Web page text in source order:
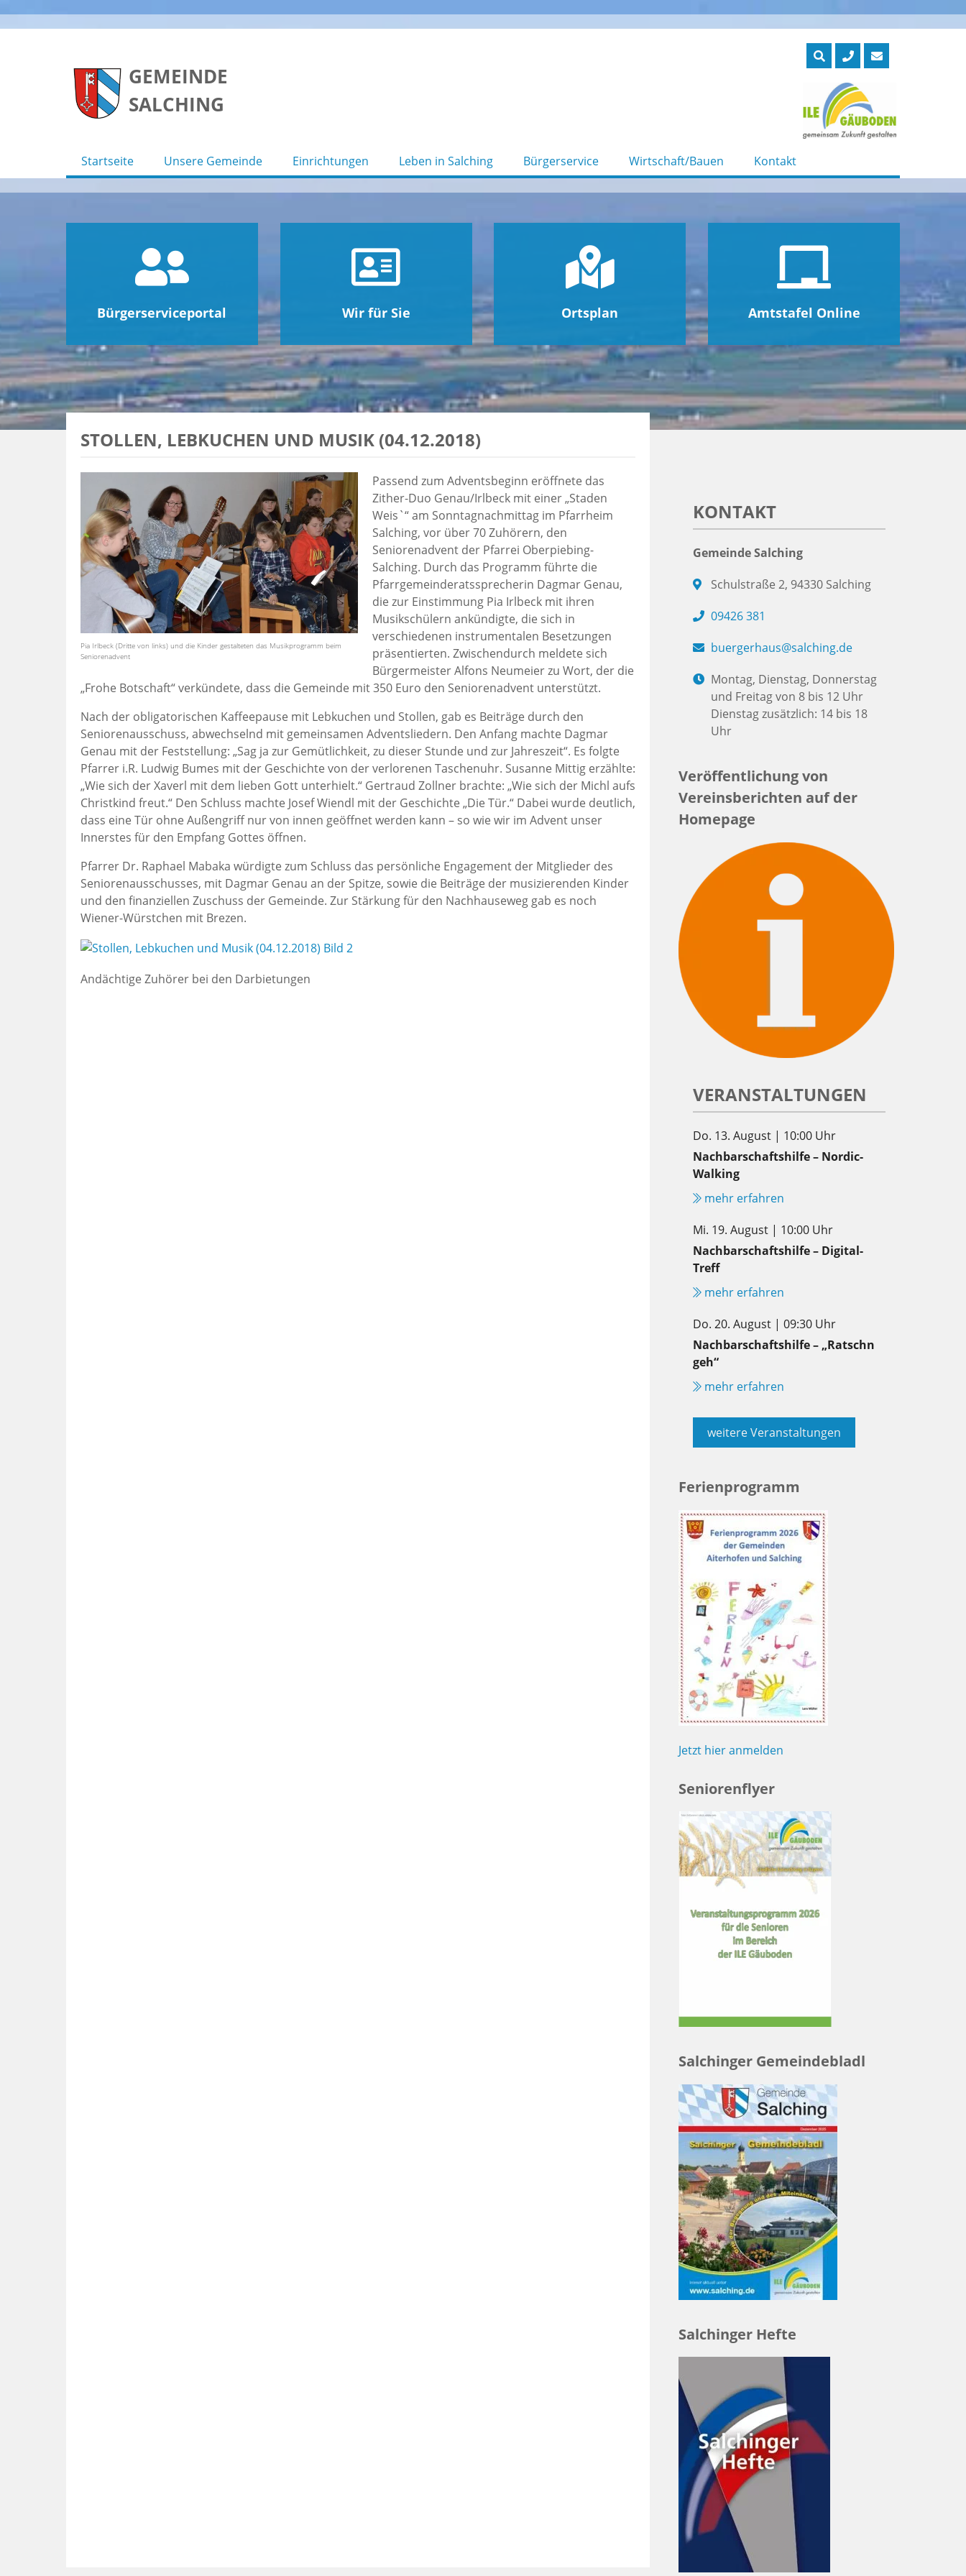
GEMEINDE
SALCHING
Startseite Unsere Gemeinde Einrichtungen Leben in Salching Bürgerservice Wirtschaft/Bauen Kontakt
Bürgerserviceportal Wir für Sie Ortsplan Amtstafel Online
STOLLEN, LEBKUCHEN UND MUSIK (04.12.2018)
Pia Irlbeck (Dritte von links) und die Kinder gestalteten das Musikprogramm beim
Seniorenadvent
Passend zum Adventsbeginn eröffnete das
Zither-Duo Genau/Irlbeck mit einer „Staden
Weis`“ am Sonntagnachmittag im Pfarrheim
Salching, vor über 70 Zuhörern, den
Seniorenadvent der Pfarrei Oberpiebing-
Salching. Durch das Programm führte die
Pfarrgemeinderatssprecherin Dagmar Genau,
die zur Einstimmung Pia Irlbeck mit ihren
Musikschülern ankündigte, die sich in
verschiedenen instrumentalen Besetzungen
präsentierten. Zwischendurch meldete sich
Bürgermeister Alfons Neumeier zu Wort, der die
„Frohe Botschaft“ verkündete, dass die Gemeinde mit 350 Euro den Seniorenadvent unterstützt.
Nach der obligatorischen Kaffeepause mit Lebkuchen und Stollen, gab es Beiträge durch den
Seniorenausschuss, abwechselnd mit gemeinsamen Adventsliedern. Den Anfang machte Dagmar
Genau mit der Feststellung: „Sag ja zur Gemütlichkeit, zu dieser Stunde und zur Jahreszeit“. Es folgte
Pfarrer i.R. Ludwig Bumes mit der Geschichte von der verlorenen Taschenuhr. Susanne Mittig erzählte:
„Wie sich der Xaverl mit dem lieben Gott unterhielt.“ Gertraud Zollner brachte: „Wie sich der Michl aufs
Christkind freut.“ Den Schluss machte Josef Wiendl mit der Geschichte „Die Tür.“ Dabei wurde deutlich,
dass eine Tür ohne Außengriff nur von innen geöffnet werden kann – so wie wir im Advent unser
Innerstes für den Empfang Gottes öffnen.
Pfarrer Dr. Raphael Mabaka würdigte zum Schluss das persönliche Engagement der Mitglieder des
Seniorenausschusses, mit Dagmar Genau an der Spitze, sowie die Beiträge der musizierenden Kinder
und den finanziellen Zuschuss der Gemeinde. Zur Stärkung für den Nachhauseweg gab es noch
Wiener-Würstchen mit Brezen.
Andächtige Zuhörer bei den Darbietungen
KONTAKT
Gemeinde Salching
Schulstraße 2, 94330 Salching
09426 381
buergerhaus@salching.de
Montag, Dienstag, Donnerstag
und Freitag von 8 bis 12 Uhr
Dienstag zusätzlich: 14 bis 18
Uhr
Veröffentlichung von
Vereinsberichten auf der
Homepage
VERANSTALTUNGEN
Do. 13. August | 10:00 Uhr
Nachbarschaftshilfe – Nordic-
Walking
mehr erfahren
Mi. 19. August | 10:00 Uhr
Nachbarschaftshilfe – Digital-
Treff
mehr erfahren
Do. 20. August | 09:30 Uhr
Nachbarschaftshilfe – „Ratschn
geh“
mehr erfahren
weitere Veranstaltungen
Ferienprogramm
Jetzt hier anmelden
Seniorenflyer
Salchinger Gemeindebladl
Salchinger Hefte